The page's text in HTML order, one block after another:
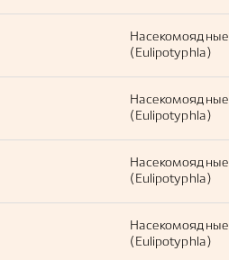
Насекомоядные
(Eulipotyphla)
Насекомоядные
(Eulipotyphla)
Насекомоядные
(Eulipotyphla)
Насекомоядные
(Eulipotyphla)